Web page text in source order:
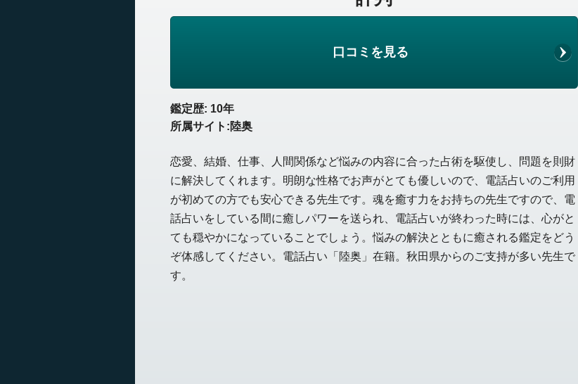
口コミを見る
鑑定歴: 10年
所属サイト:陸奥
恋愛、結婚、仕事、人間関係など悩みの内容に合った占術を駆使し、問題を則財
に解決してくれます。明朗な性格でお声がとても優しいので、電話占いのご利用
が初めての方でも安心できる先生です。魂を癒す力をお持ちの先生ですので、電
話占いをしている間に癒しパワーを送られ、電話占いが終わった時には、心がと
ても穏やかになっていることでしょう。悩みの解決とともに癒される鑑定をどう
ぞ体感してください。電話占い「陸奥」在籍。秋田県からのご支持が多い先生で
す。